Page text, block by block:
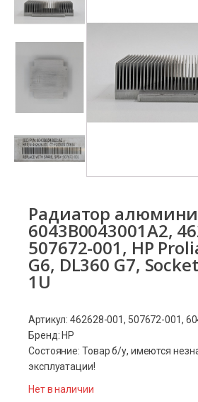
Радиатор
6043B0043001A2,
507672-001, HP
G6, DL360 G7,
1U
Артикул: 462628-001, 507672-001,
Бренд: HP
Состояние: Товар б/у, имеются
эксплуатации!
Нет в наличии